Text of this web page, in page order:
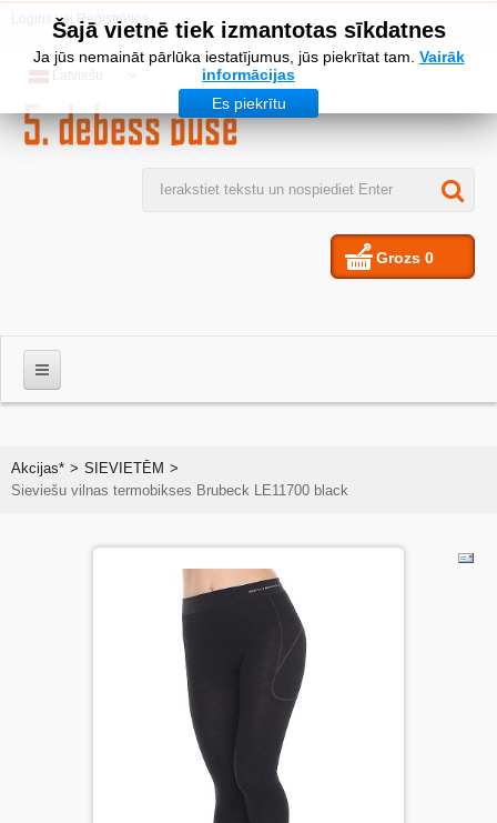
Šajā vietnē tiek izmantotas sīkdatnes
Ja jūs nemaināt pārlūka iestatījumus, jūs piekrītat tam. Vairāk
informācijas
Es piekrītu
vai Reģistrēties
Grozs 0
SIEVIETES
Akcijas* > SIEVIETĒM >
Sieviešu vilnas termobikses Brubeck LE11700 black